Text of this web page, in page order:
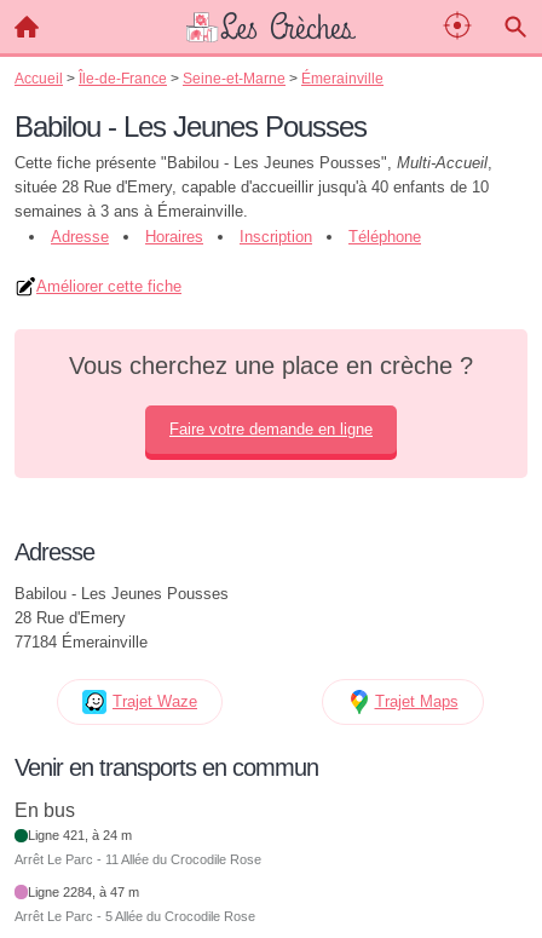
Accueil > Île-de-France > Seine-et-Marne > Émerainville
Babilou - Les Jeunes Pousses
Cette fiche présente "Babilou - Les Jeunes Pousses", Multi-Accueil,
située 28 Rue d'Emery, capable d'accueillir jusqu'à 40 enfants de 10
semaines à 3 ans à Émerainville.
Adresse
Horaires Inscription Téléphone
Améliorer cette fiche
Vous cherchez une place en crèche ?
Faire votre demande en ligne
Adresse
Babilou - Les Jeunes Pousses
28 Rue d'Emery
77184 Émerainville
Trajet Waze Trajet Maps
Venir en transports en commun
En bus
Ligne 421, à 24 m
Arrêt Le Parc - 11 Allée du Crocodile Rose
Ligne 2284, à 47 m
Arrêt Le Parc - 5 Allée du Crocodile Rose